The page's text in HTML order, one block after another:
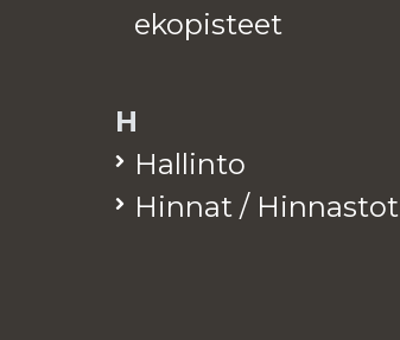
eko­pis­teet
H
Hal­lin­to
Hin­nat / Hin­nas­tot